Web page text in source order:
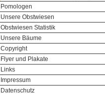
Pomologen
Unsere Obstwiesen
Obstwiesen Statistik
Unsere Bäume
Copyright
Flyer und Plakate
Links
Impressum
Datenschutz